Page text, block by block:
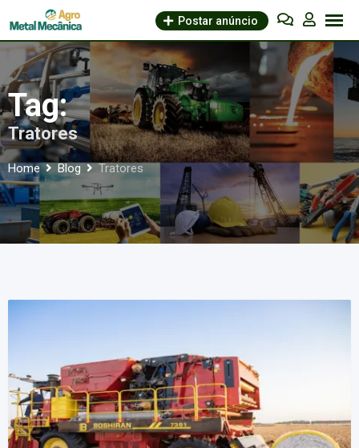
to
content
Postar anúncio
Tag:
Tratores
Home Blog Tratores